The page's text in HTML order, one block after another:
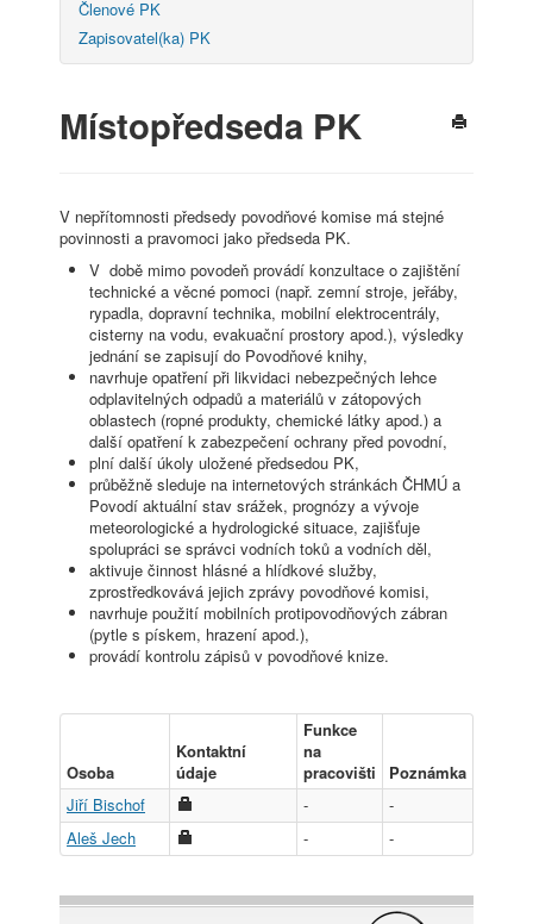
Členové PK
Zapisovatel(ka) PK
Místopředseda PK
V nepřítomnosti předsedy povodňové komise má stejné
povinnosti a pravomoci jako předseda PK.
V době mimo povodeň provádí konzultace o zajištění
technické a věcné pomoci (např. zemní stroje, jeřáby,
rypadla, dopravní technika, mobilní elektrocentrály,
cisterny na vodu, evakuační prostory apod.), výsledky
jednání se zapisují do Povodňové knihy,
navrhuje opatření při likvidaci nebezpečných lehce
odplavitelných odpadů a materiálů v zátopových
oblastech (ropné produkty, chemické látky apod.) a
další opatření k zabezpečení ochrany před povodní,
plní další úkoly uložené předsedou PK,
průběžně sleduje na internetových stránkách ČHMÚ a
Povodí aktuální stav srážek, prognózy a vývoje
meteorologické a hydrologické situace, zajišťuje
spolupráci se správci vodních toků a vodních děl,
aktivuje činnost hlásné a hlídkové služby,
zprostředkovává jejich zprávy povodňové komisi,
navrhuje použití mobilních protipovodňových zábran
(pytle s pískem, hrazení apod.),
provádí kontrolu zápisů v povodňové knize.
Osoba
Kontaktní
údaje
Funkce
na
pracovišti
Poznámka
Jiří Bischof
-
-
Aleš Jech
- -